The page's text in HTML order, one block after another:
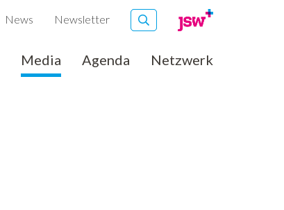
News Newsletter
Media Agenda Netzwerk